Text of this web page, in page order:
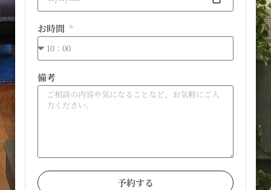
お時間
備考
予約する